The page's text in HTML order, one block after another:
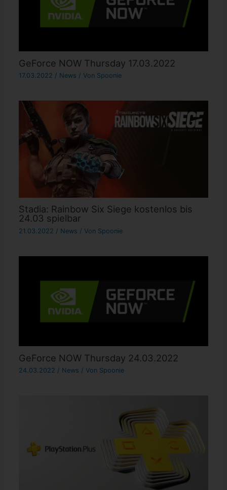
GeForce NOW Thursday 17.03.2022
17.03.2022 / News / Von Spoonie
Stadia: Rainbow Six Siege kostenlos bis
24.03 spielbar
21.03.2022 / News / Von Spoonie
GeForce NOW Thursday 24.03.2022
24.03.2022 / News / Von Spoonie